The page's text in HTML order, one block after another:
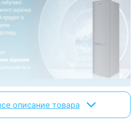
производится на заводах с
описание товара